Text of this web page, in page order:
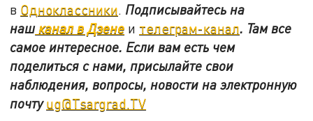
в Одноклассники. Подписывайтесь на
нашканал в Дзене и телеграм-канал. Там все
самое интересное. Если вам есть чем
поделиться с нами, присылайте свои
наблюдения, вопросы, новости на электронную
почтуug@Tsargrad.TV